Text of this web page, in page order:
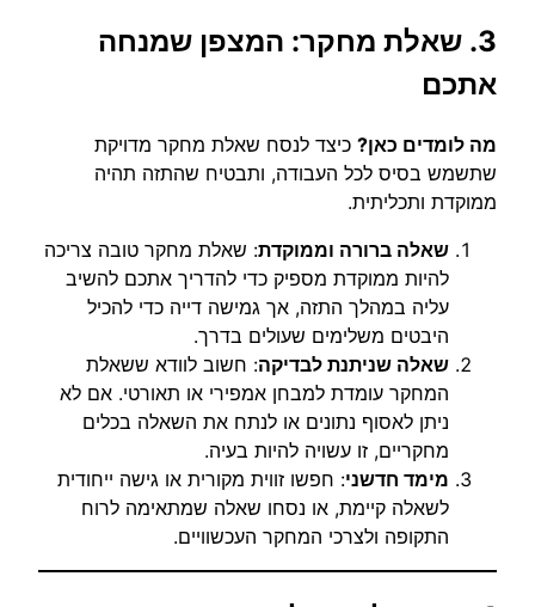
3. שאלת מחקר: המצפן שמנחה
אתכם
מה לומדים כאן? כיצד לנסח שאלת מחקר מדויקת
שתשמש בסיס לכל העבודה, ותבטיח שהתזה תהיה
ממוקדת ותכליתית.
שאלה ברורה וממוקדת: שאלת מחקר טובה צריכה
להיות ממוקדת מספיק כדי להדריך אתכם להשיב
עליה במהלך התזה, אך גמישה דייה כדי להכיל
היבטים משלימים שעולים בדרך.
שאלה שניתנת לבדיקה: חשוב לוודא ששאלת
המחקר עומדת למבחן אמפירי או תאורטי. אם לא
ניתן לאסוף נתונים או לנתח את השאלה בכלים
מחקריים, זו עשויה להיות בעיה.
מימד חדשני: חפשו זווית מקורית או גישה ייחודית
לשאלה קיימת, או נסחו שאלה שמתאימה לרוח
התקופה ולצרכי המחקר העכשוויים.